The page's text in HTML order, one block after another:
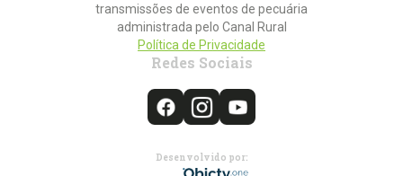
transmissões de eventos de pecuária
administrada pelo Canal Rural
Política de Privacidade
Redes Sociais
Desenvolvido por: